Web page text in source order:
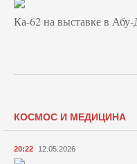
Ка-62 на выставке в
КОСМОС И МЕДИЦИНА
20:22 12.05.2026